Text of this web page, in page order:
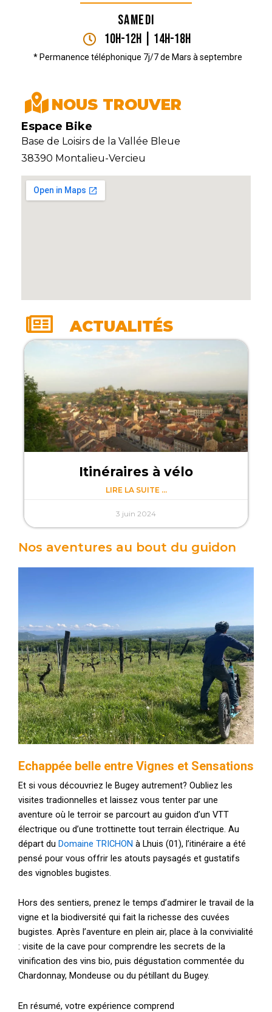
Samedi
10H-12H | 14H-18h
* Permanence téléphonique 7j/7 de Mars à septembre
NOUS TROUVER
Espace Bike
Base de Loisirs de la Vallée Bleue
38390 Montalieu-Vercieu
ACTUALITÉS
Itinéraires à vélo
LIRE LA SUITE ...
3 juin 2024
Nos aventures au bout du guidon
Echappée belle entre Vignes et Sensations
Et si vous découvriez le Bugey autrement? Oubliez les
visites tradionnelles et laissez vous tenter par une
aventure où le terroir se parcourt au guidon d’un VTT
électrique ou d’une trottinette tout terrain électrique. Au
départ du Domaine TRICHON à Lhuis (01), l’itinéraire a été
pensé pour vous offrir les atouts paysagés et gustatifs
des vignobles bugistes.
Hors des sentiers, prenez le temps d’admirer le travail de la
vigne et la biodiversité qui fait la richesse des cuvées
bugistes. Après l’aventure en plein air, place à la convivialité
: visite de la cave pour comprendre les secrets de la
vinification des vins bio, puis dégustation commentée du
Chardonnay, Mondeuse ou du pétillant du Bugey.
En résumé, votre expérience comprend